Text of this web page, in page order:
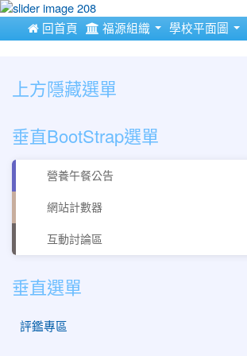
 回首頁 福源組織 學校平面圖
上方隱藏選單
垂直BootStrap選單
營養午餐公告
網站計數器
互動討論區
垂直選單
評鑑專區